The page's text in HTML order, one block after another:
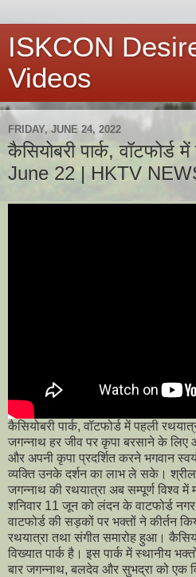
ISKCON
Videos
FRIDAY, JUNE 24, 2022
कैसियोबरी पार्क, वॉटफोर्ड
June 22 | HKTV
कैसियोबरी पार्क, वॉटफोर्ड में पहली
जगन्नाथ हर जीव पर कृपा बरसाने के लिए
और अपनी कृपा प्रदर्शित करने भगवान
व्यक्ति उनके दर्शन का लाभ ले सके।
जगन्नाथ की रथयात्रा अब सम्पूर्ण विश्व
शनिवार 11 जून को लंदन के वाटफोर्ड
वाटफोर्ड की सड़कों पर भक्तों ने कीर्तन
रथयात्रा तथा संगीत समारोह हुआ।
विख्यात पार्क है। इस पार्क में स्थानीय
बार जगन्नाथ, बलदेव और सुभद्रा को एक